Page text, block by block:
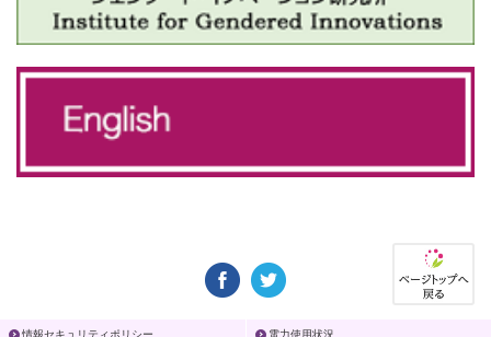
情報セキュリティポリシー 電力使用状況